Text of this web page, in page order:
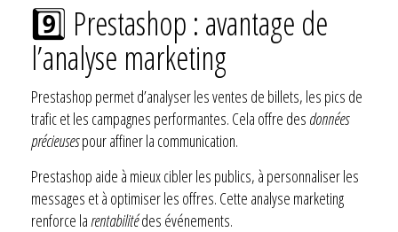
9️⃣ Prestashop : avantage de
l’analyse marketing
Prestashop permet d’analyser les ventes de billets, les pics de
trafic et les campagnes performantes. Cela offre des données
précieusespour affiner la communication.
Prestashop aide à mieux cibler les publics, à personnaliser les
messages et à optimiser les offres. Cette analyse marketing
renforce la rentabilitédes événements.